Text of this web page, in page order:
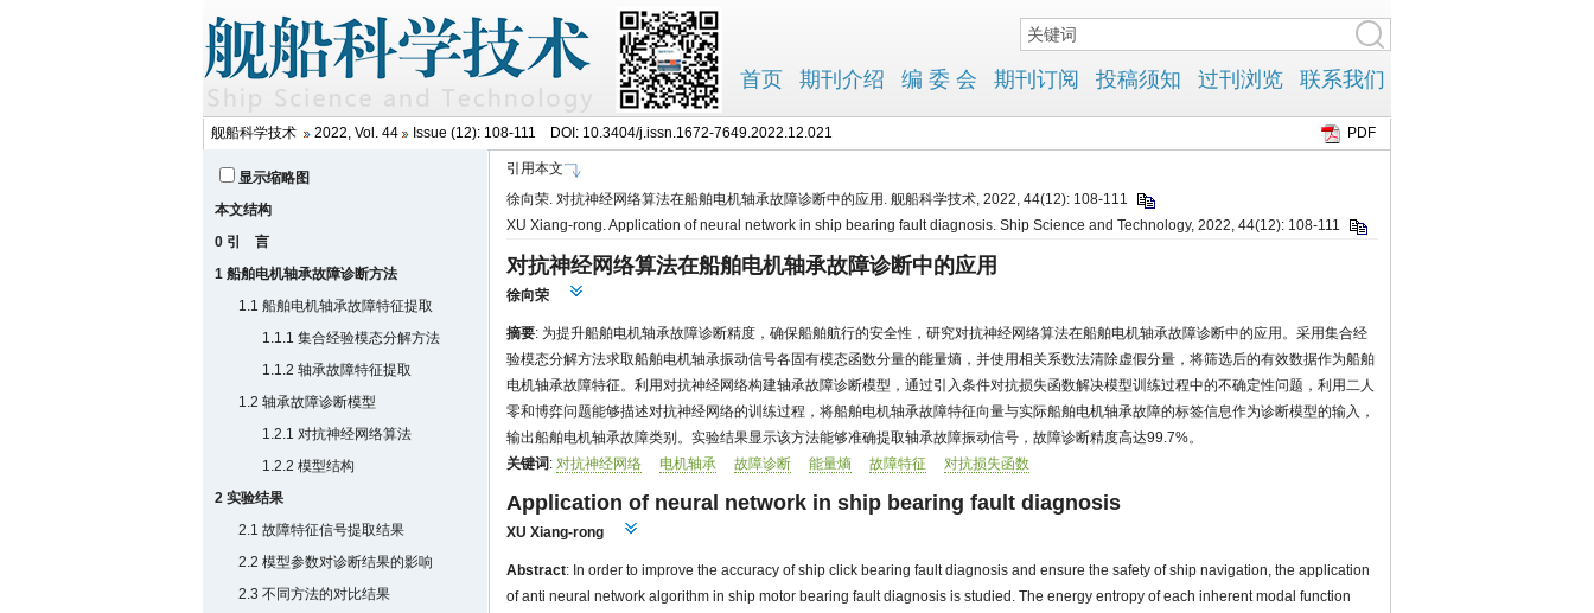
舰船科学技术 2022, Vol. 44 Issue (12): 108-111 DOI: 10.3404/j.issn.1672-7649.2022.12.021 PDF
显示缩略图
本文结构
0 引 言
1 船舶电机轴承故障诊断方法
1.1 船舶电机轴承故障特征提取
1.1.1 集合经验模态分解方法
1.1.2 轴承故障特征提取
1.2 轴承故障诊断模型
1.2.1 对抗神经网络算法
1.2.2 模型结构
2 实验结果
2.1 故障特征信号提取结果
2.2 模型参数对诊断结果的影响
2.3 不同方法的对比结果
引用本文
徐向荣. 对抗神经网络算法在船舶电机轴承故障诊断中的应用. 舰船科学技术, 2022, 44(12): 108-111
XU Xiang-rong. Application of neural network in ship bearing fault diagnosis. Ship Science and Technology, 2022, 44(12): 108-111
对抗神经网络算法在船舶电机轴承故障诊断中的应用
徐向荣
摘要: 为提升船舶电机轴承故障诊断精度，确保船舶航行的安全性，研究对抗神经网络算法在船舶电机轴承故障诊断中的应用。采用集合经
验模态分解方法求取船舶电机轴承振动信号各固有模态函数分量的能量熵，并使用相关系数法清除虚假分量，将筛选后的有效数据作为船舶
电机轴承故障特征。利用对抗神经网络构建轴承故障诊断模型，通过引入条件对抗损失函数解决模型训练过程中的不确定性问题，利用二人
零和博弈问题能够描述对抗神经网络的训练过程，将船舶电机轴承故障特征向量与实际船舶电机轴承故障的标签信息作为诊断模型的输入，
输出船舶电机轴承故障类别。实验结果显示该方法能够准确提取轴承故障振动信号，故障诊断精度高达99.7%。
关键词 : 对抗神经网络 电机轴承 故障诊断 能量熵 故障特征 对抗损失函数
Application of neural network in ship bearing fault diagnosis
XU Xiang-rong
Abstract: In order to improve the accuracy of ship click bearing fault diagnosis and ensure the safety of ship navigation, the application
of anti neural network algorithm in ship motor bearing fault diagnosis is studied. The energy entropy of each inherent modal function